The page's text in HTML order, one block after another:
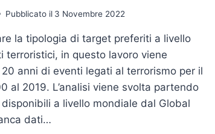
Pubblicato il 3 Novembre 2022
la tipologia di target preferiti a livello
terroristici, in questo lavoro viene
anni di eventi legati al terrorismo per il
al 2019. L’analisi viene svolta partendo
a livello mondiale dal Global
dati…